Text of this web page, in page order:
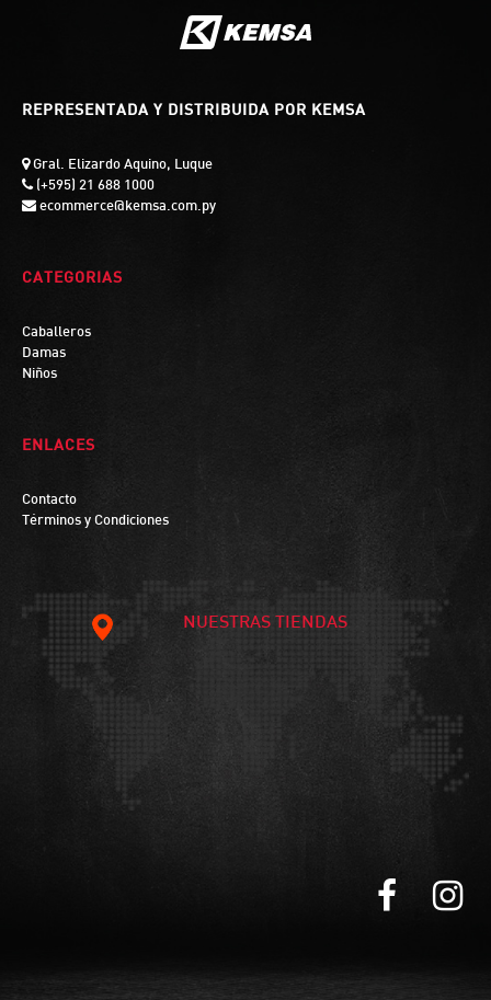
REPRESENTADA Y DISTRIBUIDA POR KEMSA
Gral. Elizardo Aquino, Luque
(+595) 21 688 1000
ecommerce@kemsa.com.py
CATEGORIAS
Caballeros
Damas
Niños
ENLACES
Contacto
Términos y Condiciones
NUESTRAS TIENDAS